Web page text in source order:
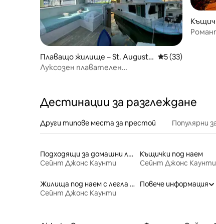
Плаващо жилище – St. Augusti
ne
Средна оценка:
5 (33)
Луксозен плавателен
Дестинации за разглеждане
Други типове места за престой Популярни
Подходящи за домашни любимци места под наем
Сейнт Джонс Каунти
Къщички под наем
Сейнт Джонс Каунти
Жилища под наем с легла с достъпна височина
Сейнт Джонс Каунти
Повече информация